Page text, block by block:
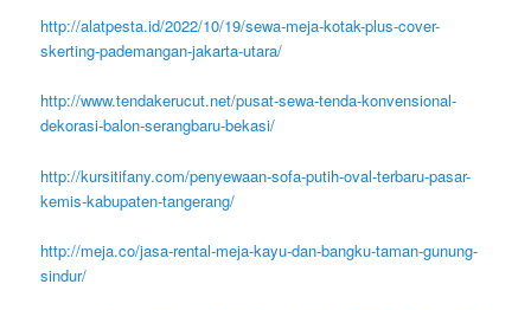
http://alatpesta.id/2022/10/19/sewa-meja-kotak-plus-cover-
skerting-pademangan-jakarta-utara/
http://www.tendakerucut.net/pusat-sewa-tenda-konvensional-
dekorasi-balon-serangbaru-bekasi/
http://kursitifany.com/penyewaan-sofa-putih-oval-terbaru-pasar-
kemis-kabupaten-tangerang/
http://meja.co/jasa-rental-meja-kayu-dan-bangku-taman-gunung-
sindur/